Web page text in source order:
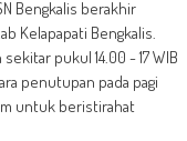
Bengkalis berakhir
Kelapapati Bengkalis.
pukul 14.00 - 17 WIB
penutupan pada pagi
untuk beristirahat